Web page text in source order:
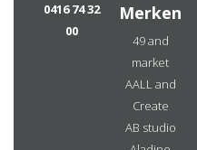
0416 74 32
00
Merken
49 and
market
AALL and
Create
AB studio